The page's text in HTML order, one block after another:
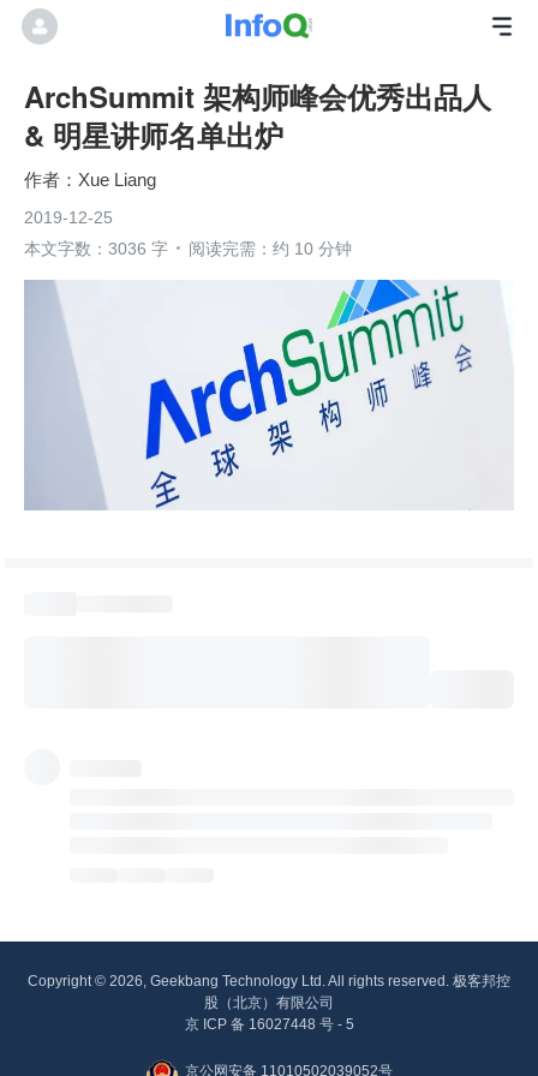
ArchSummit 架构师峰会优秀出品人
& 明星讲师名单出炉
Xue Liang
2019-12-25
本文字数：3036 字
阅读完需：约 10 分钟
Copyright © 2026, Geekbang Technology Ltd. All rights reserved. 极客邦控
股（北京）有限公司
京 ICP 备 16027448 号 - 5
京公网安备 11010502039052号